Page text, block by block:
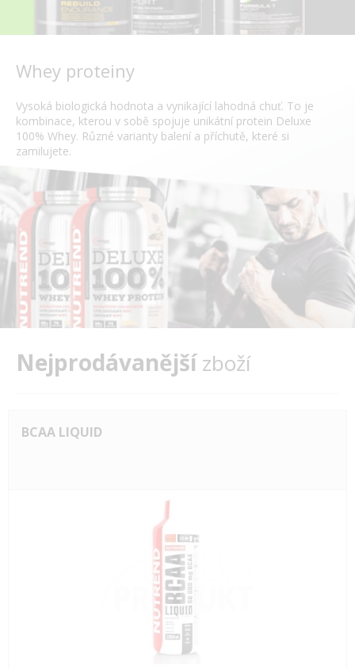
Whey proteiny
Vysoká biologická hodnota a vynikající lahodná chuť. To je
kombinace, kterou v sobě spojuje unikátní protein Deluxe
100% Whey. Různé varianty balení a příchutě, které si
zamilujete.
Nejprodávanějšízboží
BCAA LIQUID